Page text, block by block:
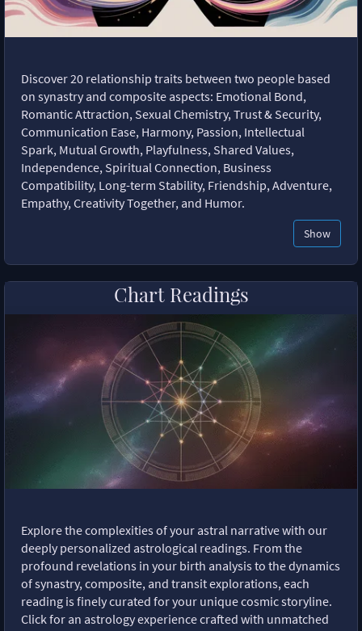
Discover 20 relationship traits between two people based
on synastry and composite aspects: Emotional Bond,
Romantic Attraction, Sexual Chemistry, Trust & Security,
Communication Ease, Harmony, Passion, Intellectual
Spark, Mutual Growth, Playfulness, Shared Values,
Independence, Spiritual Connection, Business
Compatibility, Long-term Stability, Friendship, Adventure,
Empathy, Creativity Together, and Humor.
Show
Chart Readings
Explore the complexities of your astral narrative with our
deeply personalized astrological readings. From the
profound revelations in your birth analysis to the dynamics
of synastry, composite, and transit explorations, each
reading is finely curated for your unique cosmic storyline.
Click for an astrology experience crafted with unmatched